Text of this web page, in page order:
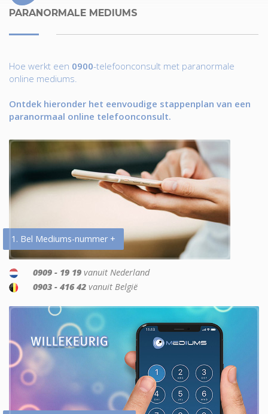
PARANORMALE MEDIUMS
Hoe werkt een 0900-telefoonconsult met paranormale
online mediums.
Ontdek hieronder het eenvoudige stappenplan van een
paranormaal online telefoonconsult.
1. Bel Mediums-nummer +
0909 - 19 19 vanuit Nederland
0903 - 416 42 vanuit België